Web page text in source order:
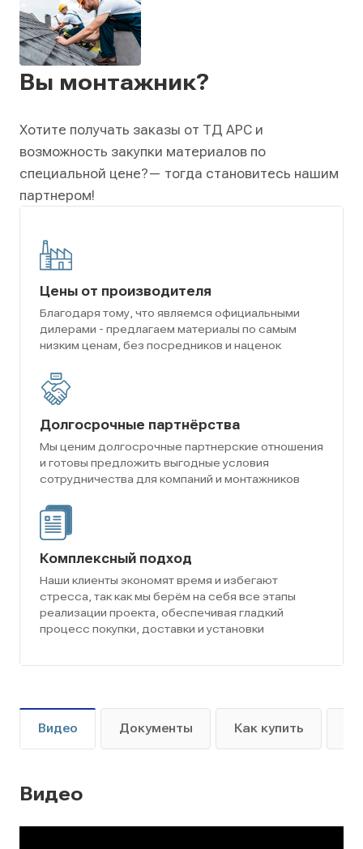
Вы монтажник?
Хотите получать заказы от ТД АРС и
возможность закупки материалов по
специальной цене?— тогда становитесь нашим
партнером!
Цены от производителя
Благодаря тому, что являемся официальными
дилерами - предлагаем материалы по самым
низким ценам, без посредников и наценок
Долгосрочные партнёрства
Мы ценим долгосрочные партнерские отношения
и готовы предложить выгодные условия
сотрудничества для компаний и монтажников
Комплексный подход
Наши клиенты экономят время и избегают
стресса, так как мы берём на себя все этапы
реализации проекта, обеспечивая гладкий
процесс покупки, доставки и установки
Видео Документы Как купить
Видео